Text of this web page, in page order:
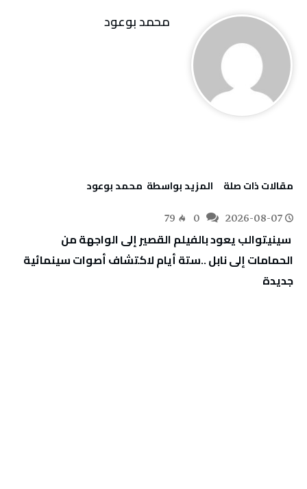
محمد بوعود
‫مقالات ذات صلة‬ ‫‫المزيد بواسطة‬ ‬ محمد بوعود
2026-08-07
79
‬جديدة